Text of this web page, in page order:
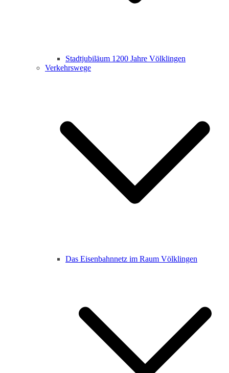
Stadtjubiläum 1200 Jahre Völklingen
Verkehrswege
Das Eisenbahnnetz im Raum Völklingen